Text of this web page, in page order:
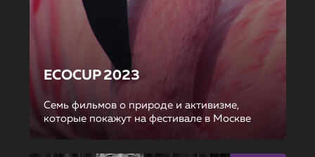
ECOCUP 2023
Семь фильмов о природе и активизме,
которые покажут на фестивале в Москве